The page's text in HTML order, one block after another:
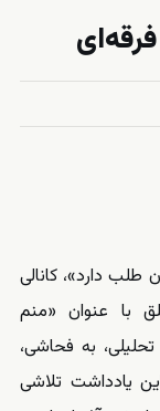
طلب دارد»، کانالی
با عنوان «منم
به فحاشی،
یادداشت تلاشی